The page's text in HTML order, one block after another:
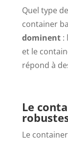
Quel type
container
dominent:
et le
répond à
Le
Le